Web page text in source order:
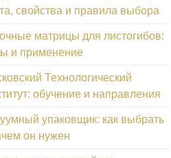
свойства и правила выбора
матрицы для листогибов:
и применение
Технологический
обучение и направления
упаковщик: как выбрать
он нужен